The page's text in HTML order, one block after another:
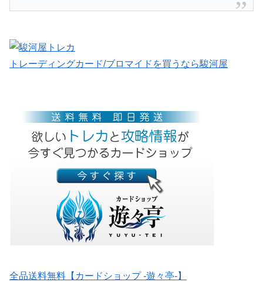
トレーディングカード/ブロマイドを買うなら駿河屋
全品送料無料【カードショップ -遊々亭-】